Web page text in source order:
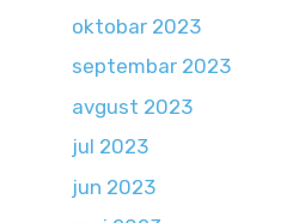
oktobar 2023
septembar 2023
avgust 2023
jul 2023
jun 2023